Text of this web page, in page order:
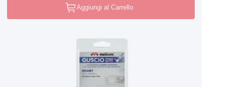
Aggiungi al Carrello